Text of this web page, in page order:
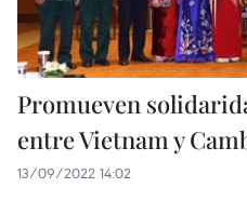
Promueven
entre Vietnam y
13/09/2022 14:02